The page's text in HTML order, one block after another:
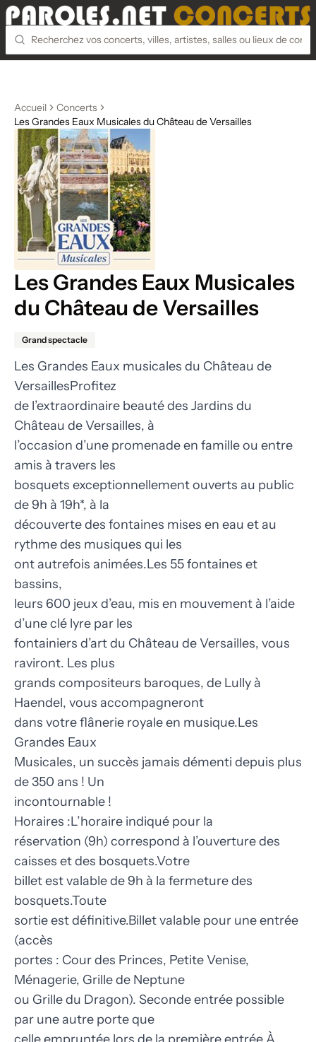
Accueil
Concerts
Les Grandes Eaux Musicales du Château de Versailles
Les Grandes Eaux Musicales
du Château de Versailles
Grand spectacle
Les Grandes Eaux musicales du Château de
VersaillesProfitez
de l’extraordinaire beauté des Jardins du
Château de Versailles, à
l’occasion d’une promenade en famille ou entre
amis à travers les
bosquets exceptionnellement ouverts au public
de 9h à 19h*, à la
découverte des fontaines mises en eau et au
rythme des musiques qui les
ont autrefois animées.Les 55 fontaines et
bassins,
leurs 600 jeux d’eau, mis en mouvement à l’aide
d’une clé lyre par les
fontainiers d’art du Château de Versailles, vous
raviront. Les plus
grands compositeurs baroques, de Lully à
Haendel, vous accompagneront
dans votre flânerie royale en musique.Les
Grandes Eaux
Musicales, un succès jamais démenti depuis plus
de 350 ans ! Un
incontournable !
Horaires :L’horaire indiqué pour la
réservation (9h) correspond à l’ouverture des
caisses et des bosquets.Votre
billet est valable de 9h à la fermeture des
bosquets.Toute
sortie est définitive.Billet valable pour une entrée
(accès
portes : Cour des Princes, Petite Venise,
Ménagerie, Grille de Neptune
ou Grille du Dragon). Seconde entrée possible
par une autre porte que